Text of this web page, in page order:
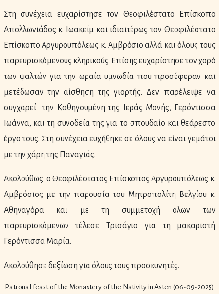
Στη συνέχεια ευχαρίστησε τον Θεοφιλέστατο Επίσκοπο
Απολλωνιάδος κ. Ιωακείμ και ιδιαιτέρως τον Θεοφιλέστατο
Επίσκοπο Αργυρουπόλεως κ. Αμβρόσιο αλλά και όλους τους
παρευρισκόμενους κληρικούς. Επίσης ευχαρίστησε τον χορό
των ψαλτών για την ωραία υμνωδία που προσέφεραν και
μετέδωσαν την αίσθηση της γιορτής. Δεν παρέλειψε να
συγχαρεί την Καθηγουμένη της Ιεράς Μονής, Γερόντισσα
Ιωάννα, και τη συνοδεία της για το σπουδαίο και θεάρεστο
έργο τους. Στη συνέχεια ευχήθηκε σε όλους να είναι γεμάτοι
με την χάρη της Παναγιάς.
Ακολούθως ο Θεοφιλέστατος Επίσκοπος Αργυρουπόλεως κ.
Αμβρόσιος με την παρουσία του Μητροπολίτη Βελγίου κ.
Αθηναγόρα και με τη συμμετοχή όλων των
παρευρισκόμενων τέλεσε Τρισάγιο για τη μακαριστή
Γερόντισσα Μαρία.
Ακολούθησε δεξίωση για όλους τους προσκυνητές.
Patronal feast of the Monastery of the Nativity in Asten (06-09-2025)